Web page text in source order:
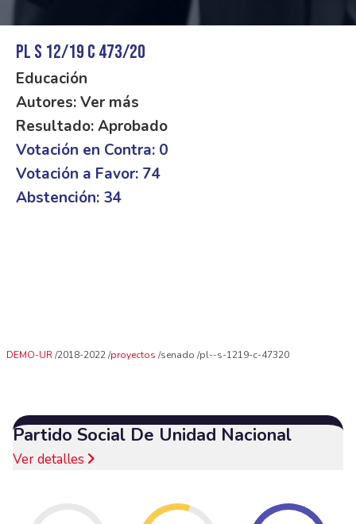
PL S 12/19 C 473/20
Educación
Autores: Ver más
Resultado: Aprobado
Votación en Contra: 0
Votación a Favor: 74
Abstención: 34
DEMO-UR 2018-2022 proyectos senado pl--s-1219-c-47320
Partido Social De Unidad Nacional
Ver detalles